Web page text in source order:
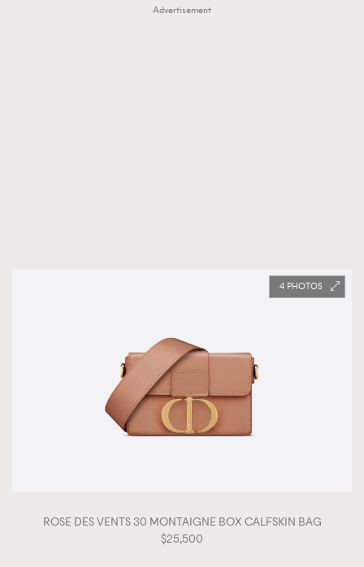
Advertisement
4
ROSE DES VENTS 30 MONTAIGNE BOX CALFSKIN BAG
$25,500